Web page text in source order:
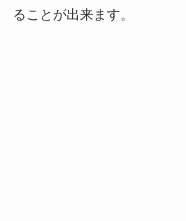
ることが出来ます。